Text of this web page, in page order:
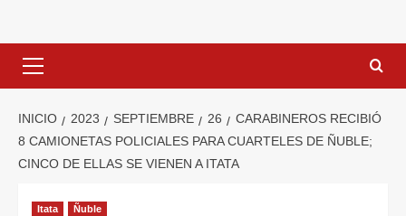
INICIO 2023 SEPTIEMBRE 26
CARABINEROS RECIBIÓ
8 CAMIONETAS POLICIALES PARA CUARTELES DE ÑUBLE;
CINCO DE ELLAS SE VIENEN A ITATA
Itata Ñuble